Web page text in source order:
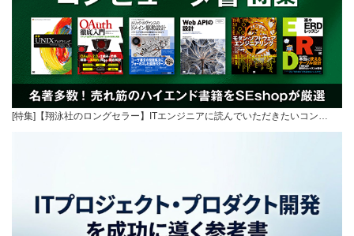
[特集]【翔泳社のロングセラー】ITエンジニアに読んでいただきたいコン…